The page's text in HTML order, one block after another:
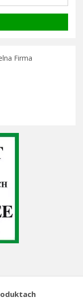
Firma